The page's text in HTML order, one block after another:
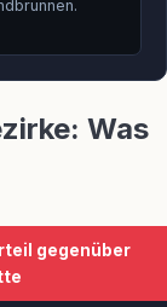
Was
gegenüber